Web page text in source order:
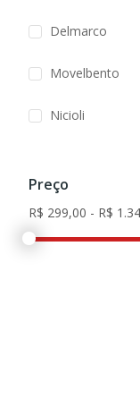
Delmarco
Movelbento
Nicioli
Preço